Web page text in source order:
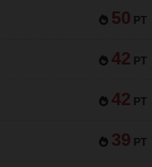
50 PT
42 PT
42 PT
39 PT